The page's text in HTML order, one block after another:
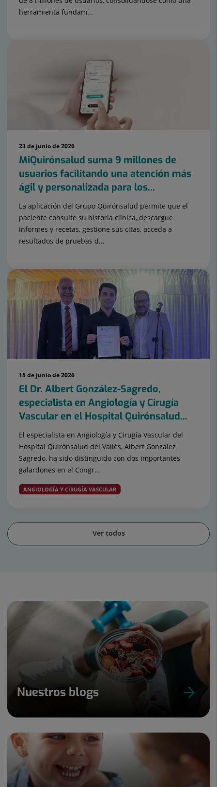
herramienta fundam...
23 de junio de 2026
MiQuirónsalud suma 9 millones de
usuarios facilitando una atención más
ágil y personalizada para los...
La aplicación del Grupo Quirónsalud permite que el
paciente consulte su historia clínica, descargue
informes y recetas, gestione sus citas, acceda a
resultados de pruebas d...
15 de junio de 2026
El Dr. Albert González-Sagredo,
especialista en Angiología y Cirugía
Vascular en el Hospital Quirónsalud...
El especialista en Angiología y Cirugía Vascular del
Hospital Quirónsalud del Vallès, Albert Gonzalez
Sagredo, ha sido distinguido con dos importantes
galardones en el Congr...
ANGIOLOGÍA Y CIRUGÍA VASCULAR
Ver todos
Nuestros blogs